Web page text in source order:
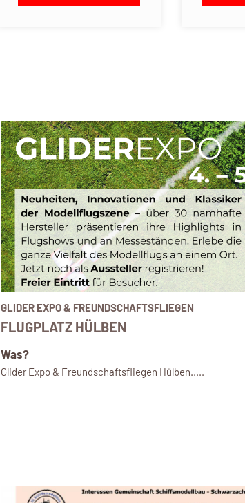
GLIDER EXPO & FREUNDSCHAFTSFLIEGEN
FLUGPLATZ HÜLBEN
Was?
Glider Expo & Freundschaftsfliegen Hülben.....